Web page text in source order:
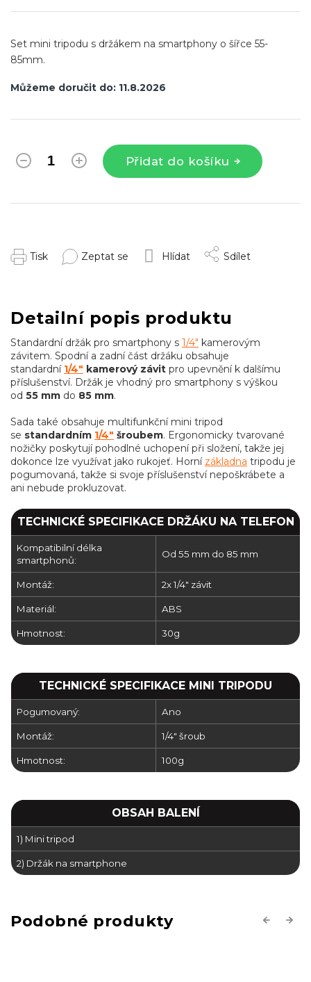
cena:
Můžeme doručit do: 11.8.2026
Přidat do košíku
Set mini tripodu s držákem na smartphony o šířce 55-
85mm.
Tisk Zeptat se Hlídat Sdílet
Detailní popis produktu
Standardní držák pro smartphony s 1/4" kamerovým
závitem. Spodní a zadní část držáku obsahuje
standardní 1/4" kamerový závit pro upevnění k dalšímu
příslušenství. Držák je vhodný pro smartphony s výškou
od 55 mm do 85 mm.
Sada také obsahuje multifunkční mini tripod
se standardním 1/4" šroubem. Ergonomicky tvarované
nožičky poskytují pohodlné uchopení při složení, takže jej
dokonce lze využívat jako rukojeť. Horní základna tripodu je
pogumovaná, takže si svoje příslušenství nepoškrábete a
ani nebude prokluzovat.
TECHNICKÉ SPECIFIKACE DRŽÁKU NA TELEFON
Kompatibilní délka
smartphonů:
Od 55 mm do 85 mm
Montáž: 2x 1/4" závit
Materiál: ABS
Hmotnost: 30g
TECHNICKÉ SPECIFIKACE MINI TRIPODU
Pogumovaný: Ano
Montáž: 1/4" šroub
Hmotnost: 100g
OBSAH BALENÍ
1) Mini tripod
2) Držák na smartphone
Previous
Next